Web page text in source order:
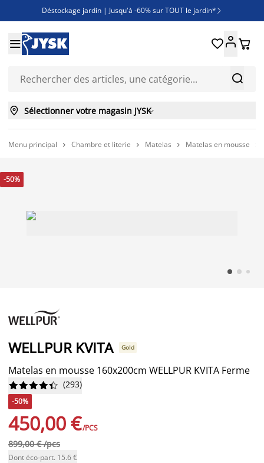
Déstockage jardin | Jusqu'à -60% sur TOUT le jardin* 
Jusqu'à -50% sur une sélection literie
Découvrez les nouveautés de la collection


 
 Sélectionner votre magasin JYSK
Menu principal  Chambre et literie  Matelas  Matelas en mousse
-50%
WELLPUR KVITA Gold
Matelas en mousse 160x200cm WELLPUR KVITA Ferme





 (293)
-50%
450,00 €/PCS
899,00 € /pcs
Dont éco-part. 15.6 €